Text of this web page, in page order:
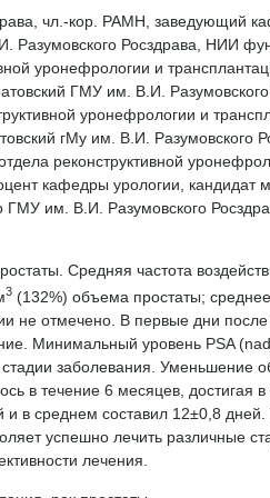
чл.-кор. РАМН, заведующий
Росздрава, НИИ
уронефрологии и
ГМУ им. В.И.
уронефрологии и
гМу им. В.И. Разумовского
реконструктивной
кафедры урологии, кандидат
ГМУ им. В.И. Разумовского
Средняя частота
3 (132%) объема простаты;
не отмечено. В первые дни после
Минимальный уровень PSA
заболевания. Уменьшение
в течение 6 месяцев, достигая
в среднем составил 12±0,8 дней.
успешно лечить различные
лечения.